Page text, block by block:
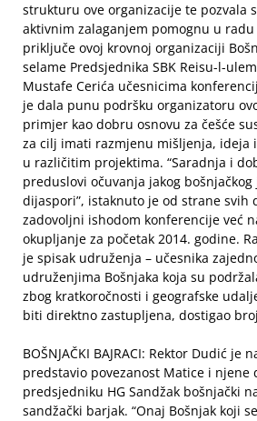
strukturu ove organizacije te pozvala
aktivnim zalaganjem pomognu u radu
priključe ovoj krovnoj organizaciji
selame Predsjednika SBK Reisu-l-
Mustafe Cerića učesnicima
je dala punu podršku organizatoru
primjer kao dobru osnovu za češće
za cilj imati razmjenu mišljenja, ideja
u različitim projektima. “Saradnja i
preduslovi očuvanja jakog
dijaspori”, istaknuto je od strane svih
zadovoljni ishodom konferencije već
okupljanje za početak 2014. godine.
je spisak udruženja – učesnika
udruženjima Bošnjaka koja su
zbog kratkoročnosti i geografske
biti direktno zastupljena, dostigao
BOŠNJAČKI BAJRACI: Rektor Dudić je
predstavio povezanost Matice i njene
predsjedniku HG Sandžak bošnjački
sandžački barjak. “Onaj Bošnjak koji